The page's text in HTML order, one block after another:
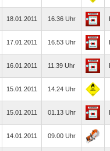
18.01.2011 16.36 Uhr
17.01.2011 16.53 Uhr
16.01.2011 11.39 Uhr
15.01.2011 14.24 Uhr
15.01.2011 01.13 Uhr
14.01.2011 09.00 Uhr